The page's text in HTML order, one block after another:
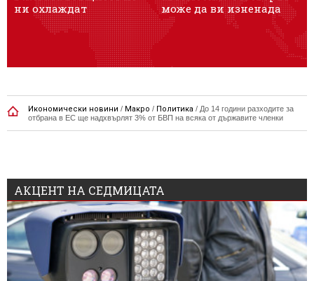
ни охлаждат
може да ви изненада
Икономически новини / Макро / Политика / До 14 години разходите за
отбрана в ЕС ще надхвърлят 3% от БВП на всяка от държавите членки
АКЦЕНТ НА СЕДМИЦАТА